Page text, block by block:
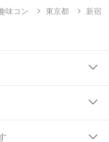
味コン 東京都 新宿